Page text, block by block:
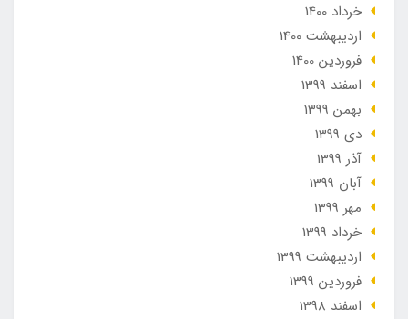
خرداد 1400
ارديبهشت 1400
فروردین 1400
اسفند 1399
بهمن 1399
دی 1399
آذر 1399
آبان 1399
مهر 1399
خرداد 1399
ارديبهشت 1399
فروردین 1399
اسفند 1398